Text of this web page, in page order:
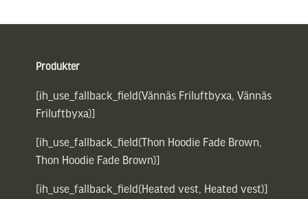
Produkter
[ih_use_fallback_field(Vännäs Friluftbyxa, Vännäs
Friluftbyxa)]
[ih_use_fallback_field(Thon Hoodie Fade Brown,
Thon Hoodie Fade Brown)]
[ih_use_fallback_field(Heated vest, Heated vest)]